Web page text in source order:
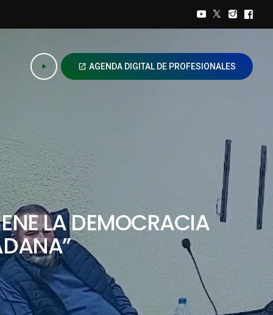
play_arrow open_in_new AGENDA DIGITAL DE PROFESIONALES
LA DEMOCRACIA